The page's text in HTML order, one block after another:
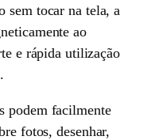
sem tocar na tela, a
ao
e rápida utilização
podem facilmente
fotos, desenhar,